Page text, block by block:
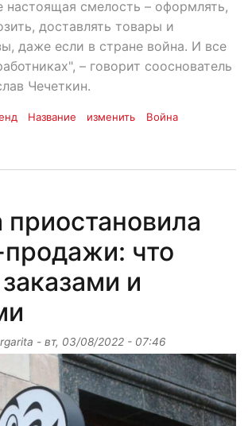
смелость – оформлять,
доставлять товары и
даже если в стране война. И все
– говорит сооснователь
Чечеткин.
Название изменить
Война
приостановила
что
и
- вт, 03/08/2022 - 07:46